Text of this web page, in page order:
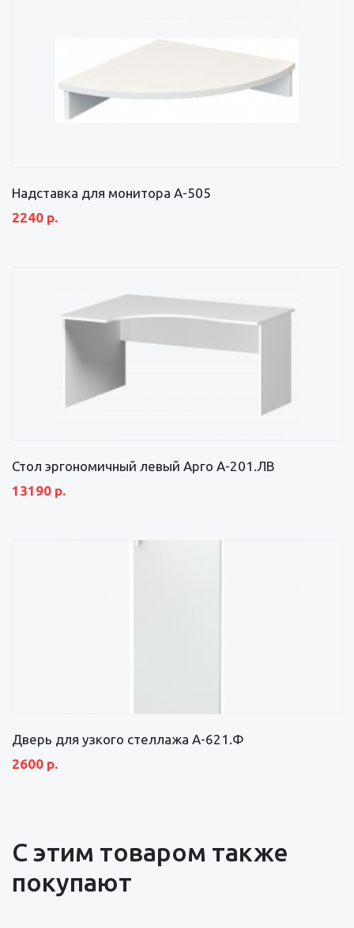
Надставка для монитора А-505
2240 р.
Стол эргономичный левый Арго А-201.ЛВ
13190 р.
Дверь для узкого стеллажа А-621.Ф
2600 р.
С этим товаром также
покупают